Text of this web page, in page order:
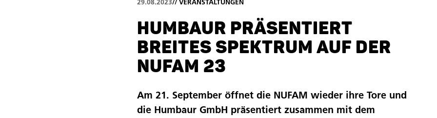
29.08.2023// VERANSTALTUNGEN
HUMBAUR PRÄSENTIERT
BREITES SPEKTRUM AUF DER
NUFAM 23
Am 21. September öffnet die NUFAM wieder ihre Tore und
die Humbaur GmbH präsentiert zusammen mit dem